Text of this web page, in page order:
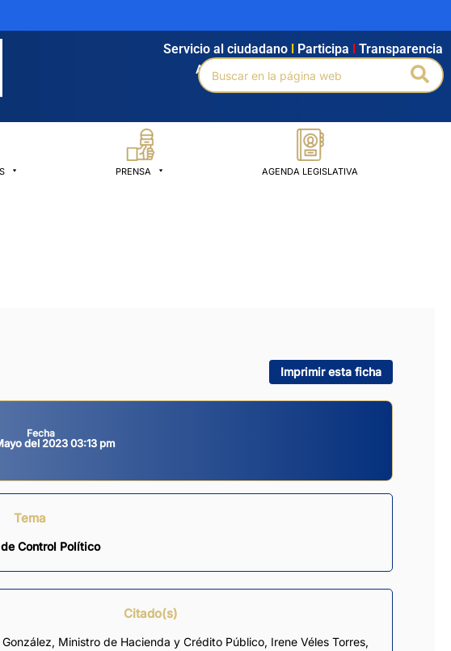
Agendamiento Intranet Búsqueda avanzada
Servicio al ciudadano Participa Transparencia
Buscar
por:
PRENSA AGENDA LEGISLATIVA
Imprimir esta ficha
Fecha
del 2023 03:13 pm
Tema
Control Político
Citado(s)
González, Ministro de Hacienda y Crédito Público, Irene Véles Torres,